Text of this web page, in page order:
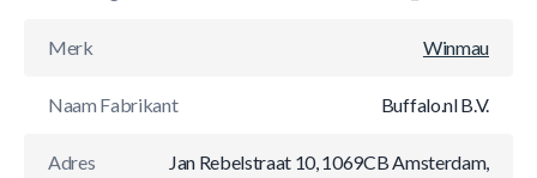
Merk Winmau
Naam Fabrikant Buffalo.nl B.V.
Adres
Jan Rebelstraat 10, 1069CB Amsterdam,